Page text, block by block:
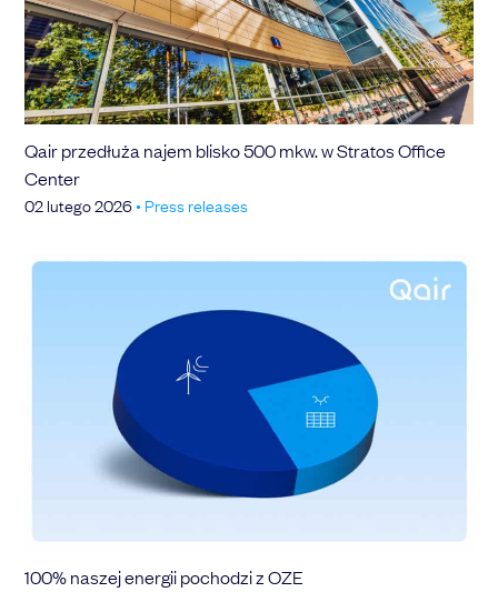
Qair przedłuża najem blisko 500 mkw. w Stratos Office
Center
02 lutego 2026• Press releases
100% naszej energii pochodzi z OZE